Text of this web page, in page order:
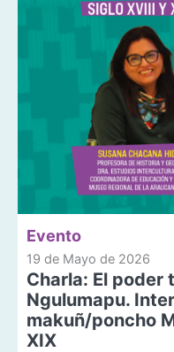
Evento
19 de Mayo de 2026
Charla: El poder
Ngulumapu.
makuñ/poncho
XIX